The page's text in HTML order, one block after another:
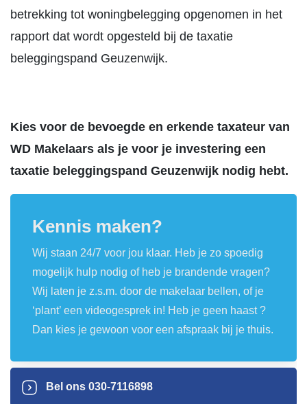
betrekking tot woningbelegging opgenomen in het
rapport dat wordt opgesteld bij de taxatie
beleggingspand Geuzenwijk.
Kies voor de bevoegde en erkende taxateur van
WD Makelaars als je voor je investering een
taxatie beleggingspand Geuzenwijk nodig hebt.
Kennis maken?
Wij staan 24/7 voor jou klaar. Heb je zo spoedig
mogelijk hulp nodig of heb je brandende vragen?
Wij laten je z.s.m. door de makelaar bellen, of je
‘plant’ een videogesprek in! Heb je geen haast ?
Dan kies je gewoon voor een afspraak bij je thuis.
Bel ons 030-7116898